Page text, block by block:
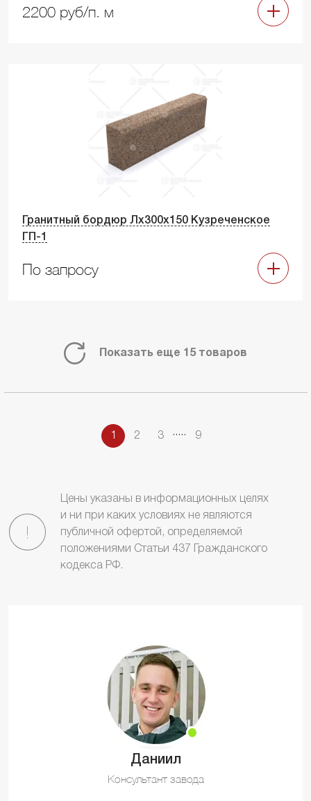
Даниил
Консультант завода
2200 руб/п. м
Гранитный бордюр Лх300х150 Кузреченское
ГП-1
По запросу
Показать еще 15 товаров
1 2 3 . . . . . 9
Цены указаны в информационных целях
и ни при каких условиях не являются
публичной офертой, определяемой
положениями Статьи 437 Гражданского
кодекса РФ.